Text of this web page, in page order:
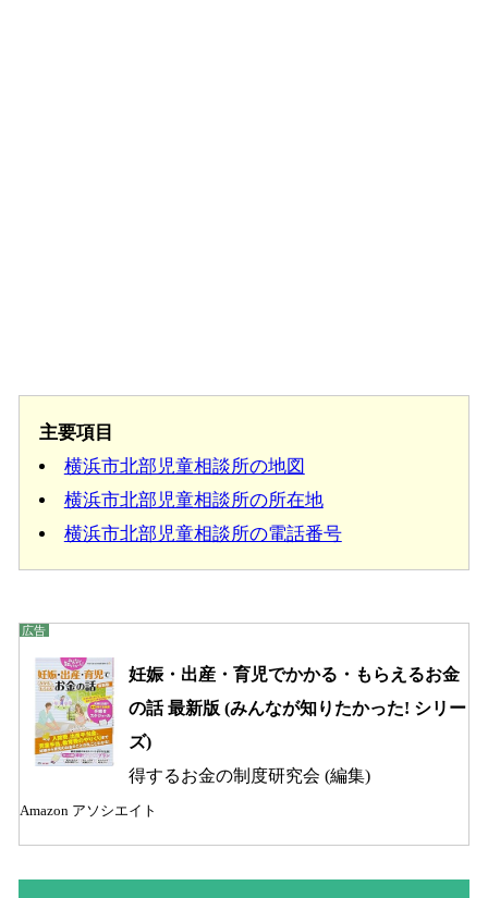
主要項目
横浜市北部児童相談所の地図
横浜市北部児童相談所の所在地
横浜市北部児童相談所の電話番号
妊娠・出産・育児でかかる・もらえるお金
の話 最新版 (みんなが知りたかった! シリー
ズ)
得するお金の制度研究会 (編集)
Amazon アソシエイト